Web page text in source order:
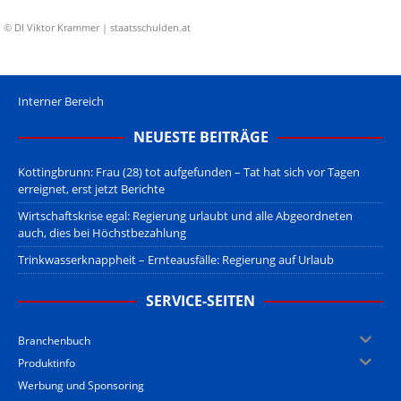
© DI Viktor Krammer | staatsschulden.at
Interner Bereich
NEUESTE BEITRÄGE
Kottingbrunn: Frau (28) tot aufgefunden – Tat hat sich vor Tagen
erreignet, erst jetzt Berichte
Wirtschaftskrise egal: Regierung urlaubt und alle Abgeordneten
auch, dies bei Höchstbezahlung
Trinkwasserknappheit – Ernteausfälle: Regierung auf Urlaub
SERVICE-SEITEN
Branchenbuch
Produktinfo
Werbung und Sponsoring